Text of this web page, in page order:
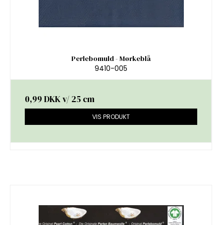
Perlebomuld - Mørkeblå
9410-005
0,99 DKKv/ 25 cm
VIS PRODUKT